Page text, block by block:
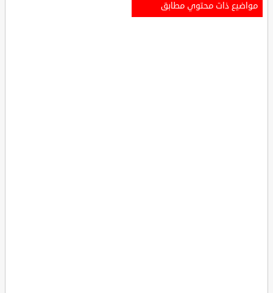
مواضيع ذات محتوي مطابق